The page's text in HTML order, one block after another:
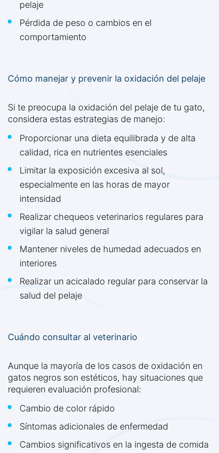
pelaje
Pérdida de peso o cambios en el
comportamiento
Cómo manejar y prevenir la oxidación del pelaje
Si te preocupa la oxidación del pelaje de tu gato,
considera estas estrategias de manejo:
Proporcionar una dieta equilibrada y de alta
calidad, rica en nutrientes esenciales
Limitar la exposición excesiva al sol,
especialmente en las horas de mayor
intensidad
Realizar chequeos veterinarios regulares para
vigilar la salud general
Mantener niveles de humedad adecuados en
interiores
Realizar un acicalado regular para conservar la
salud del pelaje
Cuándo consultar al veterinario
Aunque la mayoría de los casos de oxidación en
gatos negros son estéticos, hay situaciones que
requieren evaluación profesional:
Cambio de color rápido
Síntomas adicionales de enfermedad
Cambios significativos en la ingesta de comida